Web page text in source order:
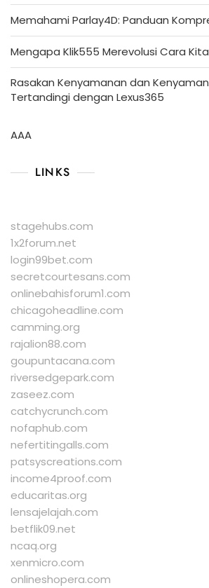
Memahami Parlay4D: Panduan
Mengapa Klik555 Merevolusi Cara
Rasakan Kenyamanan dan
Tertandingi dengan Lexus365
AAA
LINKS
stagehubs.com
1x2forum.net
login99bet.com
secretcourtesans.com
onlinebahisforum1.com
chicagoheadline.com
camming.org
rajalion88.com
goupuntacana.com
riversedgepark.com
zaseez.com
catchycrunch.com
nofaphub.com
nefertitingalls.com
patsyscreations.com
income4proof.com
educaritas.org
lensajelajah.com
betflik09.net
ncaq.org
xenmicro.com
onlineshopera.com